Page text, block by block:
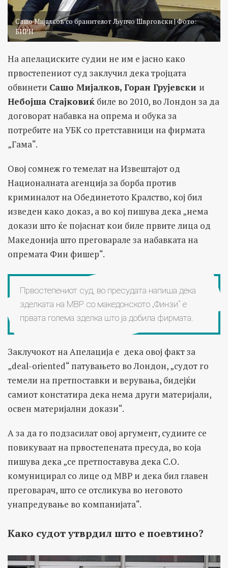
Сашо Мијалков со бранителот Љупчо Шврговски | Фото:
БИРН
На апелациските судии не им е јасно како
првостепениот суд заклучил дека тројцата
обвинети Сашо Мијалков, Горан Грујевски и
Небојша Стајковиќ биле во 2010, во Лондон за да
договорат набавка на опрема и обука за
потребите на УБК со претставници на фирмата
„Гама“.
Овој сомнеж го темелат на Извештајот од
Националната агенција за борба против
криминалот на Обединетото Кралство, кој бил
изведен како доказ, а во кој пишува дека „нема
докази што ќе појаснат кои биле првите лица од
Македонија што преговарале за набавката на
опремата Фин фишер“.
Првостепениот суд, во пресудата напиша дека
зделката на МВР со македонското „Финзи“ е
првата голема зделка што ја добила фирмата.
Заклучокот на Апелација е дека овој факт за
„deal-oriented“ патувањето во Лондон, „судот го
темели на претпоставки и верувања, бидејќи
самиот констатира дека нема други материјали,
освен материјални докази“.
А за да го подзасилат овој аргумент, судиите се
повикуваат на првостепената пресуда, во која
пишува дека „се претпоставува дека С.О.
комуницирал со лице од МВР и дека бил главен
преговарач, што се отсликува во неговото
унапредување во компанијата“.
Како судот утврдил што е поевтино?